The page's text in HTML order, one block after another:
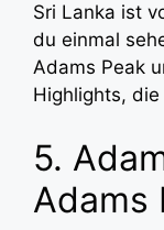
Sri Lanka ist
du einmal
Adams Peak
Highlights,
5.
Adams